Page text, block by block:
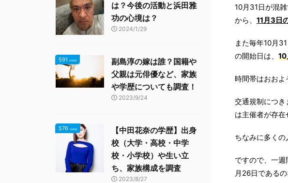
10月31日が混
から、 11月3日
また毎年10月
の開始日は、
時間帯はおおよ
交通規制につ
は主催者が存在
ちなみに多くの
ですので、一
月26日である
は？今後の活動と浜田雅
功の心境は？
2024/1/29
591 view
副島淳の嫁は誰？国籍や
父親は元俳優など、家族
や学歴についても調査！
2023/9/24
576 view
【中田花奈の学歴】出身
校（大学・高校・中学
校・小学校）や生い立
ち、家族構成を調査
2023/8/27